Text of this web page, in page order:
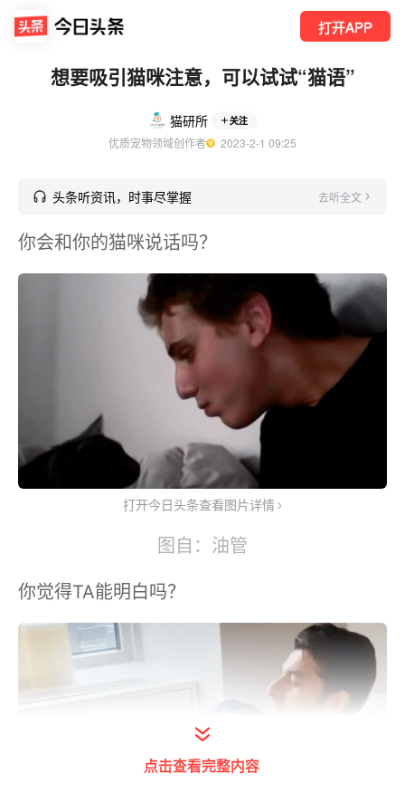
打开APP
想要吸引猫咪注意，可以试试“猫语”
猫研所 关注
优质宠物领域创作者
  2023-2-1 09:25
头条听资讯，时事尽掌握 去听全文
你会和你的猫咪说话吗？
打开今日头条查看图片详情
图自：油管
你觉得TA能明白吗？
点击查看完整内容